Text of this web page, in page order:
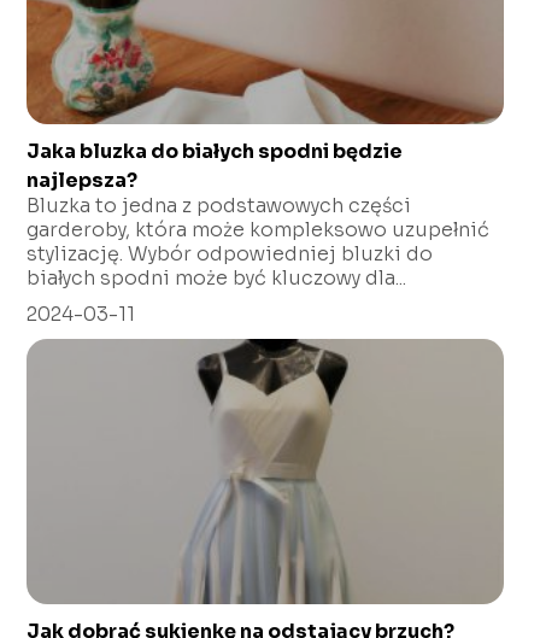
Jaka bluzka do białych spodni będzie
najlepsza?
Bluzka to jedna z podstawowych części
garderoby, która może kompleksowo uzupełnić
stylizację. Wybór odpowiedniej bluzki do
białych spodni może być kluczowy dla...
2024-03-11
Jak dobrać sukienkę na odstający brzuch?